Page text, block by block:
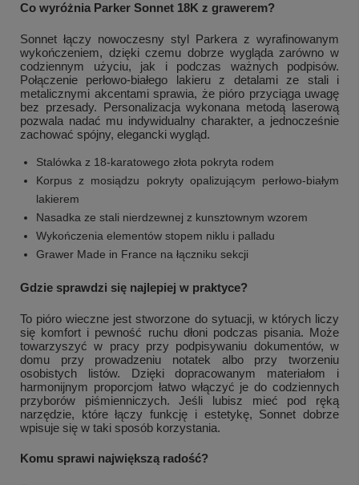
Co wyróżnia Parker Sonnet 18K z grawerem?
Sonnet łączy nowoczesny styl Parkera z wyrafinowanym
wykończeniem, dzięki czemu dobrze wygląda zarówno w
codziennym użyciu, jak i podczas ważnych podpisów.
Połączenie perłowo-białego lakieru z detalami ze stali i
metalicznymi akcentami sprawia, że pióro przyciąga uwagę
bez przesady. Personalizacja wykonana metodą laserową
pozwala nadać mu indywidualny charakter, a jednocześnie
zachować spójny, elegancki wygląd.
Stalówka z 18-karatowego złota pokryta rodem
Korpus z mosiądzu pokryty opalizującym perłowo-białym
lakierem
Nasadka ze stali nierdzewnej z kunsztownym wzorem
Wykończenia elementów stopem niklu i palladu
Grawer Made in France na łączniku sekcji
Gdzie sprawdzi się najlepiej w praktyce?
To pióro wieczne jest stworzone do sytuacji, w których liczy
się komfort i pewność ruchu dłoni podczas pisania. Może
towarzyszyć w pracy przy podpisywaniu dokumentów, w
domu przy prowadzeniu notatek albo przy tworzeniu
osobistych listów. Dzięki dopracowanym materiałom i
harmonijnym proporcjom łatwo włączyć je do codziennych
przyborów piśmienniczych. Jeśli lubisz mieć pod ręką
narzędzie, które łączy funkcję i estetykę, Sonnet dobrze
wpisuje się w taki sposób korzystania.
Komu sprawi największą radość?